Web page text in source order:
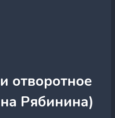
отворотное
Рябинина)